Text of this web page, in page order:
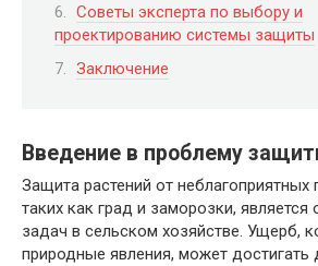
Советы эксперта по выбору и
проектированию системы защиты
Заключение
Введение в проблему
Защита растений от неблагоприятных
таких как град и заморозки,
задач в сельском хозяйстве. Ущерб,
природные явления, может достигать